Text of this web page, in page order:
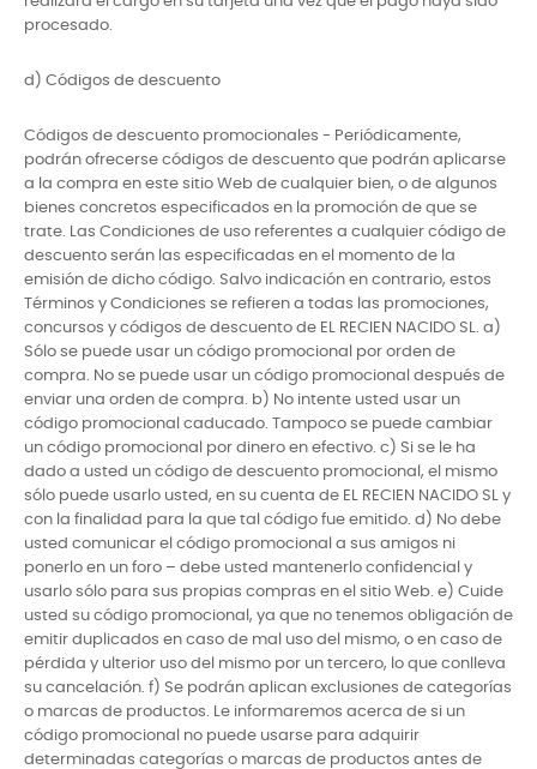
procesado.
d) Códigos de descuento
Códigos de descuento promocionales - Periódicamente,
podrán ofrecerse códigos de descuento que podrán aplicarse
a la compra en este sitio Web de cualquier bien, o de algunos
bienes concretos especificados en la promoción de que se
trate. Las Condiciones de uso referentes a cualquier código de
descuento serán las especificadas en el momento de la
emisión de dicho código. Salvo indicación en contrario, estos
Términos y Condiciones se refieren a todas las promociones,
concursos y códigos de descuento de EL RECIEN NACIDO SL. a)
Sólo se puede usar un código promocional por orden de
compra. No se puede usar un código promocional después de
enviar una orden de compra. b) No intente usted usar un
código promocional caducado. Tampoco se puede cambiar
un código promocional por dinero en efectivo. c) Si se le ha
dado a usted un código de descuento promocional, el mismo
sólo puede usarlo usted, en su cuenta de EL RECIEN NACIDO SL y
con la finalidad para la que tal código fue emitido. d) No debe
usted comunicar el código promocional a sus amigos ni
ponerlo en un foro – debe usted mantenerlo confidencial y
usarlo sólo para sus propias compras en el sitio Web. e) Cuide
usted su código promocional, ya que no tenemos obligación de
emitir duplicados en caso de mal uso del mismo, o en caso de
pérdida y ulterior uso del mismo por un tercero, lo que conlleva
su cancelación. f) Se podrán aplican exclusiones de categorías
o marcas de productos. Le informaremos acerca de si un
código promocional no puede usarse para adquirir
determinadas categorías o marcas de productos antes de